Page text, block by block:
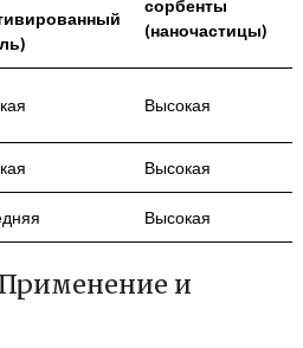
сорбенты
(наночастицы)
Высокая
Высокая
Высокая
и